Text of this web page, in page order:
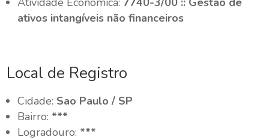
ativos intangíveis não financeiros
Local de Registro
Cidade: Sao Paulo / SP
Bairro: ***
Logradouro: ***